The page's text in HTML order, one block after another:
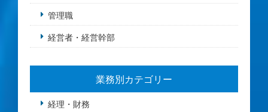
管理職
経営者・経営幹部
業務別カテゴリー
経理・財務